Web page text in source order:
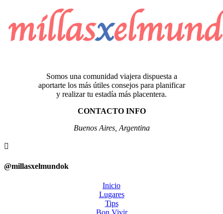
Somos una comunidad viajera dispuesta a
aportarte los más útiles consejos para planificar
y realizar tu estadía más placentera.
CONTACTO INFO
Buenos Aires, Argentina

@millasxelmundok
Inicio
Lugares
Tips